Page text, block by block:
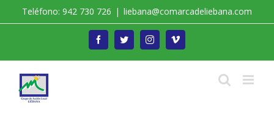
Teléfono: 942 730 726 | liebana@comarcadeliebana.com
FacebookTwitterInstagramVimeo